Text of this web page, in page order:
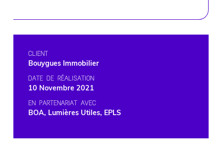
CLIENT
Bouygues Immobilier
DATE DE RÉALISATION
10 Novembre 2021
EN PARTENARIAT AVEC
BOA, Lumières Utiles, EPLS